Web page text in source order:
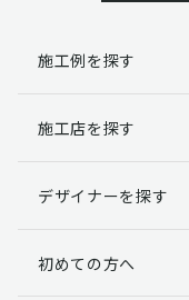
理・機密保持など
個人情報提出
す。
らかじめご了承くだ
施工例を探す
施工店を探す
デザイナーを探す
初めての方へ